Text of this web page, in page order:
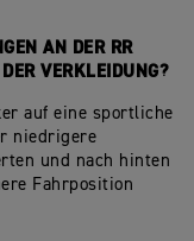
AN DER RR
VERKLEIDUNG?
auf eine sportliche
niedrigere
und nach hinten
Fahrposition